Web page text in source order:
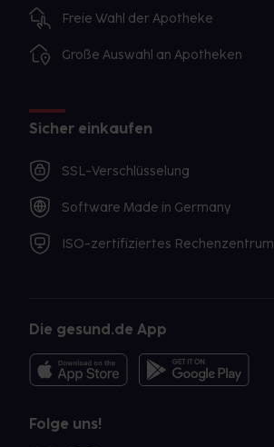
Freie Wahl der Apotheke
Große Auswahl an Apotheken
Sicher einkaufen
SSL-Verschlüsselung
Software Made in Germany
ISO-zertifiziertes Rechenzentrum
Die gesund.de App
Folge uns!